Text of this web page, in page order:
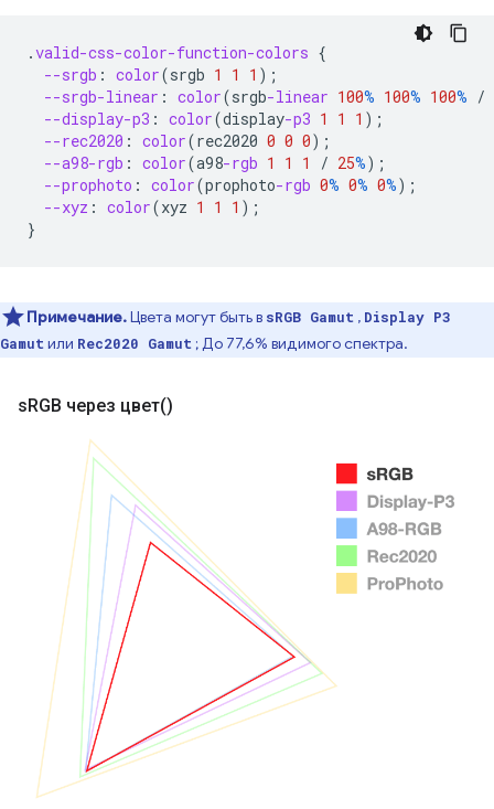
.valid-css-color-function-colors {
--srgb : color(srgb 1 1 1 );
--srgb-linear : color(srgb-linear 100% 100% 100% /
--display-p3 : color(display-p3 1 1 1 );
--rec2020 : color(rec2020 0 0 0);
--a98-rgb : color(a98-rgb 1 1 1 / 25%);
--prophoto : color(prophoto-rgb 0% 0% 0%);
--xyz : color(xyz 1 1 1 );
}
Примечание.Цвета могут быть в sRGB Gamut , Display P3
Gamutили Rec2020 Gamut ; До 77,6% видимого спектра.
s RGB через цвет()